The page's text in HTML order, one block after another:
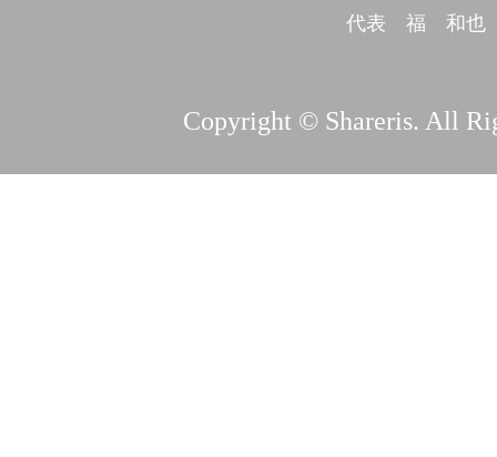
代表 福 和也
Copyright © Shareris. All